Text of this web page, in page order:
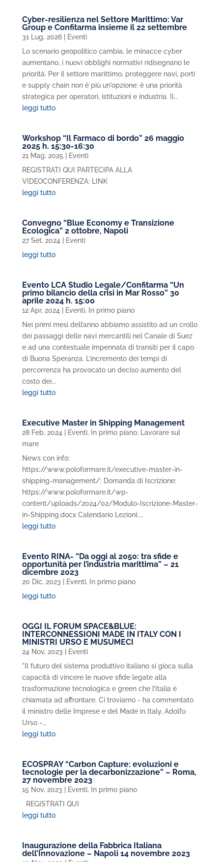
Cyber-resilienza nel Settore Marittimo: Var
Group e Confitarma insieme il 22 settembre
31 Lug, 2026|
Eventi
Lo scenario geopolitico cambia, le minacce cyber
aumentano, i nuovi obblighi normativi ridisegnano le
priorità. Per il settore marittimo, proteggere navi, porti
e supply chain non è più un'opzione: è una priorità
strategica per operatori, istituzioni e industria. Il...
leggi tutto
Workshop “Il Farmaco di bordo” 26 maggio
2025 h. 15:30-16:30
21 Mag, 2025
Eventi
REGISTRATI QUI PARTECIPA ALLA
VIDEOCONFERENZA: LINK
leggi tutto
Convegno “Blue Economy e Transizione
Ecologica” 2 ottobre, Napoli
27 Set, 2024
Eventi
leggi tutto
Evento LCA Studio Legale/Confitarma “Un
primo bilancio della crisi in Mar Rosso” 30
aprile 2024 h. 15:00
12 Apr, 2024 Eventi,
In primo piano
Nei primi mesi dell’anno abbiamo assistito ad un crollo
dei passaggi delle navi mercantili nel Canale di Suez
e ad una contestuale impennata di transiti per il capo
di Buona Speranza. L’incremento dei tempi di
percorrenza ha provocato un deciso aumento del
costo dei...
leggi tutto
Executive Master in Shipping Management
28 Feb, 2024 Eventi, In primo piano,
Lavorare sul
mare
News con info:
https://www.poloformare.it/executive-master-in-
shipping-management/; Domanda di Iscrizione:
https://www.poloformare.it/wp-
content/uploads/2024/02/Modulo-Iscrizione-Master-
in-Shipping.docx Calendario Lezioni:...
leggi tutto
Evento RINA- “Da oggi al 2050: tra sfide e
opportunità per l’industria marittima” – 21
dicembre 2023
20 Dic, 2023 Eventi,
In primo piano
leggi tutto
OGGI IL FORUM SPACE&BLUE:
INTERCONNESSIONI MADE IN ITALY CON I
MINISTRI URSO E MUSUMECI
24 Nov, 2023
Eventi
"Il futuro del sistema produttivo italiano si gioca sulla
capacità di vincere le nuove sfide legate alla
trasformazione tecnologica e green che l’Italia è
chiamata ad affrontare. Ci troviamo - ha commentato
il ministro delle Imprese e del Made in Italy, Adolfo
Urso -...
leggi tutto
ECOSPRAY “Carbon Capture: evoluzioni e
tecnologie per la decarbonizzazione” – Roma,
27 novembre 2023
15 Nov, 2023 Eventi,
In primo piano
REGISTRATI QUI
leggi tutto
Inaugurazione della Fabbrica Italiana
dell’Innovazione – Napoli 14 novembre 2023